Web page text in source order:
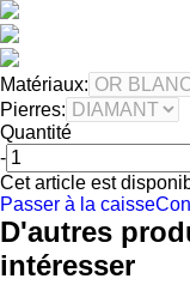
Matériaux:
Pierres:
Quantité
-
Cet article est
Passer à la caisse
D'autres
intéresser